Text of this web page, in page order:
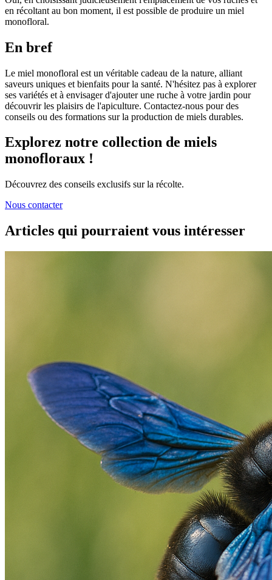
en récoltant au bon moment, il est possible de produire un miel
monofloral.
En bref
Le miel monofloral est un véritable cadeau de la nature, alliant
saveurs uniques et bienfaits pour la santé. N'hésitez pas à explorer
ses variétés et à envisager d'ajouter une ruche à votre jardin pour
découvrir les plaisirs de l'apiculture. Contactez-nous pour des
conseils ou des formations sur la production de miels durables.
Explorez notre collection de miels
monofloraux !
Découvrez des conseils exclusifs sur la récolte.
Nous contacter
Articles qui pourraient vous intéresser